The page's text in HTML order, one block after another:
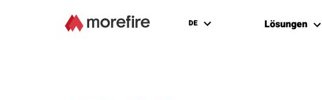
DE Lösungen